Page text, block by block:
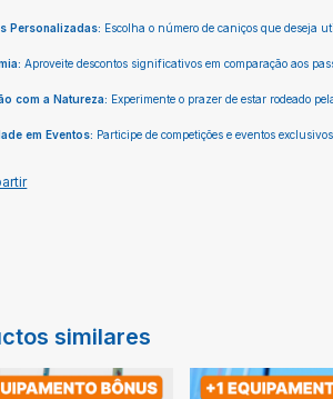
Personalizadas: Escolha o número de caniços que deseja
Aproveite descontos significativos em comparação aos
com a Natureza: Experimente o prazer de estar rodeado
em Eventos: Participe de competições e eventos
similares